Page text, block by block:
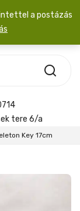
tere 6/a
Key 17cm
a postázás